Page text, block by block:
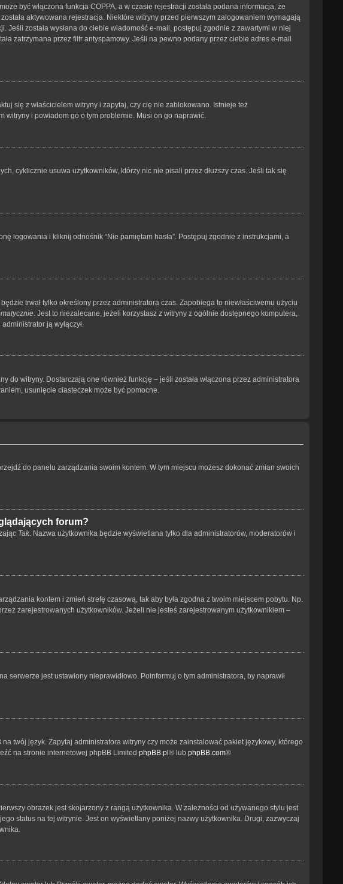
być włączona funkcja COPPA, a w czasie rejestracji została podana informacja, że
aktywowana rejestracja. Niektóre witryny przed pierwszym zalogowaniem wymagają
została wysłana do ciebie wiadomość e-mail, postępuj zgodnie z zawartymi w niej
zatrzymana przez filtr antyspamowy. Jeśli na pewno podany przez ciebie adres e-mail
się z właścicielem witryny i zapytaj, czy cię nie zablokowano. Istnieje też
witryny i powiadom go o tym problemie. Musi on go naprawić.
cyklicznie usuwa użytkowników, którzy nic nie pisali przez dłuższy czas. Jeśli tak się
logowania i kliknij odnośnik “Nie pamiętam hasła”. Postępuj zgodnie z instrukcjami, a
trwał tylko określony przez administratora czas. Zapobiega to niewłaściwemu użyciu
. Jest to niezalecane, jeżeli korzystasz z witryny z ogólnie dostępnego komputera,
ją wyłączył.
do witryny. Dostarczają one również funkcję – jeśli została włączona przez administratora
usunięcie ciasteczek może być pomocne.
do panelu zarządzania swoim kontem. W tym miejscu możesz dokonać zmian swoich
forum?
Tak. Nazwa użytkownika będzie wyświetlana tylko dla administratorów, moderatorów i
kontem i zmień strefę czasową, tak aby była zgodna z twoim miejscem pobytu. Np.
zarejestrowanych użytkowników. Jeżeli nie jesteś zarejestrowanym użytkownikiem –
serwerze jest ustawiony nieprawidłowo. Poinformuj o tym administratora, by naprawił
twój język. Zapytaj administratora witryny czy może zainstalować pakiet językowy, którego
na stronie internetowej phpBB Limited phpBB.pl ® lub phpBB.com®
obrazek jest skojarzony z rangą użytkownika. W zależności od używanego stylu jest
status na tej witrynie. Jest on wyświetlany poniżej nazwy użytkownika. Drugi, zazwyczaj